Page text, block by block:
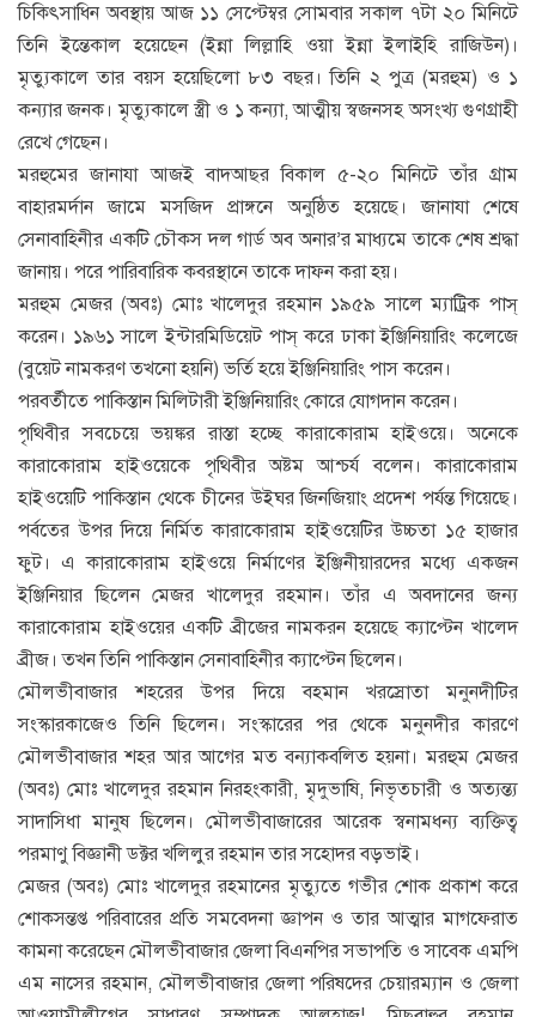
চিকিৎসাধিন অবস্থায় আজ ১১ সেপ্টেম্বর সোমবার সকাল ৭টা ২০ মিনিটে
তিনি ইন্তেকাল হয়েছেন (ইন্না লিল্লাহি ওয়া ইন্না ইলাইহি রাজিউন)।
মৃত্যুকালে তার বয়স হয়েছিলো ৮৩ বছর। তিনি ২ পুত্র (মরহুম) ও ১
কন্যার জনক। মৃত্যুকালে স্ত্রী ও ১ কন্যা, আত্মীয় স্বজনসহ অসংখ্য গুণগ্রাহী
রেখে গেছেন।
মরহুমের জানাযা আজই বাদআছর বিকাল ৫-২০ মিনিটে তাঁর গ্রাম
বাহারমর্দান জামে মসজিদ প্রাঙ্গনে অনুষ্ঠিত হয়েছে। জানাযা শেষে
সেনাবাহিনীর একটি চৌকস দল গার্ড অব অনার’র মাধ্যমে তাকে শেষ শ্রদ্ধা
জানায়। পরে পারিবারিক কবরস্থানে তাকে দাফন করা হয়।
মরহুম মেজর (অবঃ) মোঃ খালেদুর রহমান ১৯৫৯ সালে ম্যাট্রিক পাস্
করেন। ১৯৬১ সালে ইন্টারমিডিয়েট পাস্ করে ঢাকা ইঞ্জিনিয়ারিং কলেজে
(বুয়েট নামকরণ তখনো হয়নি) ভর্তি হয়ে ইঞ্জিনিয়ারিং পাস করেন।
পরবর্তীতে পাকিস্তান মিলিটারী ইঞ্জিনিয়ারিং কোরে যোগদান করেন।
পৃথিবীর সবচেয়ে ভয়ঙ্কর রাস্তা হচ্ছে কারাকোরাম হাইওয়ে। অনেকে
কারাকোরাম হাইওয়েকে পৃথিবীর অষ্টম আশ্চর্য বলেন। কারাকোরাম
হাইওয়েটি পাকিস্তান থেকে চীনের উইঘর জিনজিয়াং প্রদেশ পর্যন্ত গিয়েছে।
পর্বতের উপর দিয়ে নির্মিত কারাকোরাম হাইওয়েটির উচ্চতা ১৫ হাজার
ফুট। এ কারাকোরাম হাইওয়ে নির্মাণের ইঞ্জিনীয়ারদের মধ্যে একজন
ইঞ্জিনিয়ার ছিলেন মেজর খালেদুর রহমান। তাঁর এ অবদানের জন্য
কারাকোরাম হাইওয়ের একটি ব্রীজের নামকরন হয়েছে ক্যাপ্টেন খালেদ
ব্রীজ। তখন তিনি পাকিস্তান সেনাবাহিনীর ক্যাপ্টেন ছিলেন।
মৌলভীবাজার শহরের উপর দিয়ে বহমান খরস্রোতা মনুনদীটির
সংস্কারকাজেও তিনি ছিলেন। সংস্কারের পর থেকে মনুনদীর কারণে
মৌলভীবাজার শহর আর আগের মত বন্যাকবলিত হয়না। মরহুম মেজর
(অবঃ) মোঃ খালেদুর রহমান নিরহংকারী, মৃদুভাষি, নিভৃতচারী ও অত্যন্ত্য
সাদাসিধা মানুষ ছিলেন। মৌলভীবাজারের আরেক স্বনামধন্য ব্যক্তিত্ব
পরমাণু বিজ্ঞানী ডক্টর খলিলুর রহমান তার সহোদর বড়ভাই।
মেজর (অবঃ) মোঃ খালেদুর রহমানের মৃত্যুতে গভীর শোক প্রকাশ করে
শোকসন্তপ্ত পরিবারের প্রতি সমবেদনা জ্ঞাপন ও তার আত্মার মাগফেরাত
কামনা করেছেন মৌলভীবাজার জেলা বিএনপির সভাপতি ও সাবেক এমপি
এম নাসের রহমান, মৌলভীবাজার জেলা পরিষদের চেয়ারম্যান ও জেলা